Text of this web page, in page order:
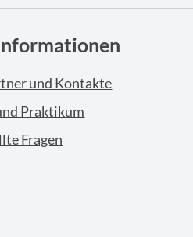
und Kontakte
Praktikum
Fragen